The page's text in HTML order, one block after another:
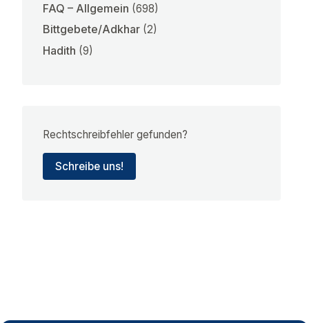
FAQ – Allgemein (698)
Bittgebete/Adkhar (2)
Hadith (9)
Rechtschreibfehler gefunden?
Schreibe uns!